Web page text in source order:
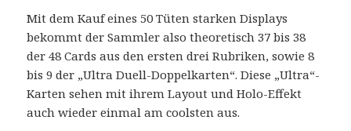
Mit dem Kauf eines 50 Tüten starken Displays
bekommt der Sammler also theoretisch 37 bis 38
der 48 Cards aus den ersten drei Rubriken, sowie 8
bis 9 der „Ultra Duell-Doppelkarten“. Diese „Ultra“-
Karten sehen mit ihrem Layout und Holo-Effekt
auch wieder einmal am coolsten aus.